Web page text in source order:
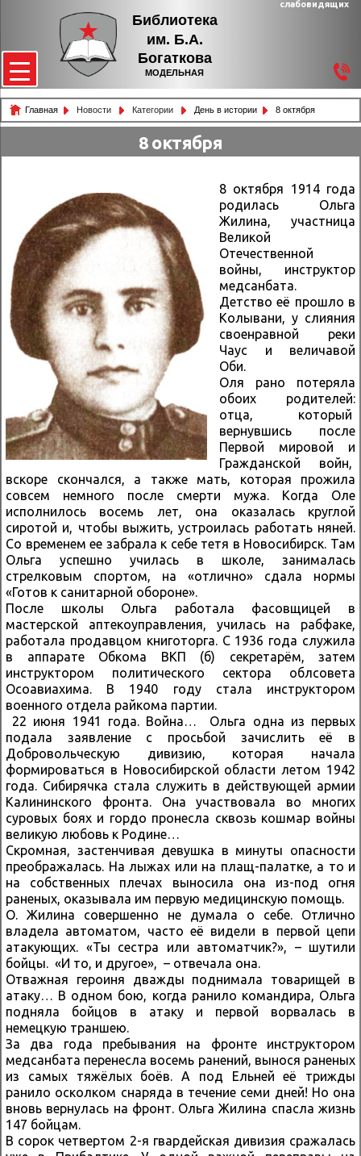
Библиотека
им. Б.А.
Богаткова
МОДЕЛЬНАЯ
слабовидящих
Главная Новости Категории День в истории 8 октября
8 октября
8 октября 1914 года
родилась Ольга
Жилина, участница
Великой
Отечественной
войны, инструктор
медсанбата.
Детство её прошло в
Колывани, у слияния
своенравной реки
Чаус и величавой
Оби.
Оля рано потеряла
обоих родителей:
отца, который
вернувшись после
Первой мировой и
Гражданской войн,
вскоре скончался, а также мать, которая прожила
совсем немного после смерти мужа. Когда Оле
исполнилось восемь лет, она оказалась круглой
сиротой и, чтобы выжить, устроилась работать няней.
Со временем ее забрала к себе тетя в Новосибирск. Там
Ольга успешно училась в школе, занималась
стрелковым спортом, на «отлично» сдала нормы
«Готов к санитарной обороне».
После школы Ольга работала фасовщицей в
мастерской аптекоуправления, училась на рабфаке,
работала продавцом книготорга. С 1936 года служила
в аппарате Обкома ВКП (б) секретарём, затем
инструктором политического сектора облсовета
Осоавиахима. В 1940 году стала инструктором
военного отдела райкома партии.
22 июня 1941 года. Война… Ольга одна из первых
подала заявление с просьбой зачислить её в
Добровольческую дивизию, которая начала
формироваться в Новосибирской области летом 1942
года. Сибирячка стала служить в действующей армии
Калининского фронта. Она участвовала во многих
суровых боях и гордо пронесла сквозь кошмар войны
великую любовь к Родине…
Скромная, застенчивая девушка в минуты опасности
преображалась. На лыжах или на плащ-палатке, а то и
на собственных плечах выносила она из-под огня
раненых, оказывала им первую медицинскую помощь.
О. Жилина совершенно не думала о себе. Отлично
владела автоматом, часто её видели в первой цепи
атакующих. «Ты сестра или автоматчик?», – шутили
бойцы. «И то, и другое», – отвечала она.
Отважная героиня дважды поднимала товарищей в
атаку… В одном бою, когда ранило командира, Ольга
подняла бойцов в атаку и первой ворвалась в
немецкую траншею.
За два года пребывания на фронте инструктором
медсанбата перенесла восемь ранений, вынося раненых
из самых тяжёлых боёв. А под Ельней её трижды
ранило осколком снаряда в течение семи дней! Но она
вновь вернулась на фронт. Ольга Жилина спасла жизнь
147 бойцам.
В сорок четвертом 2-я гвардейская дивизия сражалась